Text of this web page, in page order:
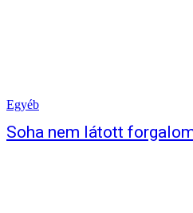
Egyéb
Soha nem látott